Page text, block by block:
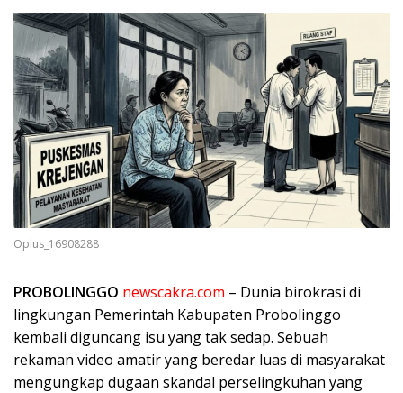
Oplus_16908288
PROBOLINGGO newscakra.com – Dunia birokrasi di
lingkungan Pemerintah Kabupaten Probolinggo
kembali diguncang isu yang tak sedap. Sebuah
rekaman video amatir yang beredar luas di masyarakat
mengungkap dugaan skandal perselingkuhan yang